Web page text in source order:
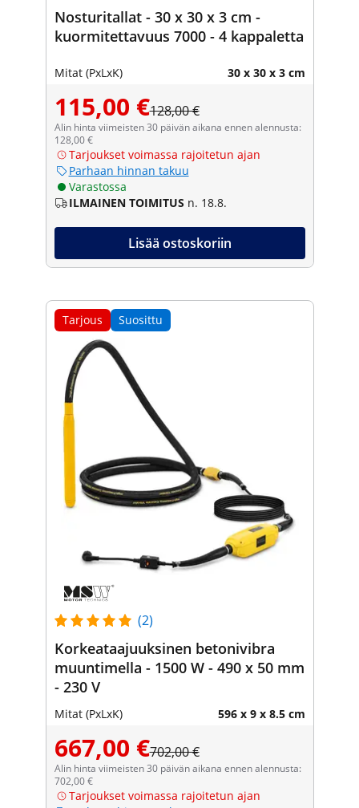
Nosturitallat - 30 x 30 x 3 cm -
kuormitettavuus 7000 - 4 kappaletta
Mitat (PxLxK) 30 x 30 x 3 cm
115,00 €128,00 €
Alin hinta viimeisten 30 päivän aikana ennen alennusta:
128,00 €
Tarjoukset voimassa rajoitetun ajan
Parhaan hinnan takuu
Varastossa
ILMAINEN TOIMITUS n. 18.8.
Lisää ostoskoriin
Tarjous Suosittu
(2)
Korkeataajuuksinen betonivibra
muuntimella - 1500 W - 490 x 50 mm
- 230 V
Mitat (PxLxK) 596 x 9 x 8.5 cm
667,00 €702,00 €
Alin hinta viimeisten 30 päivän aikana ennen alennusta:
702,00 €
Tarjoukset voimassa rajoitetun ajan